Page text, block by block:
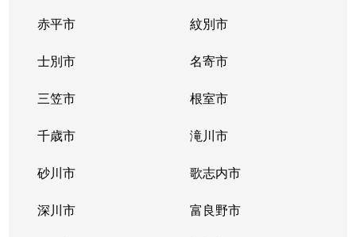
大谷地東
1,700万円
大谷地
大谷地東
1,700万円
大谷地
大谷地東
2,600万円
大谷地
大谷地東
2,300万円
大谷地
大谷地東
2,700万円
大谷地
大谷地東
2,400万円
大谷地
赤平市 紋別市
士別市 名寄市
三笠市 根室市
千歳市 滝川市
砂川市 歌志内市
深川市 富良野市